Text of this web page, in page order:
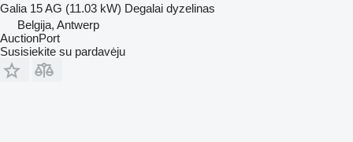
Galia 15 AG (11.03 kW) Degalai dyzelinas
Belgija, Antwerp
AuctionPort
Susisiekite su pardavėju